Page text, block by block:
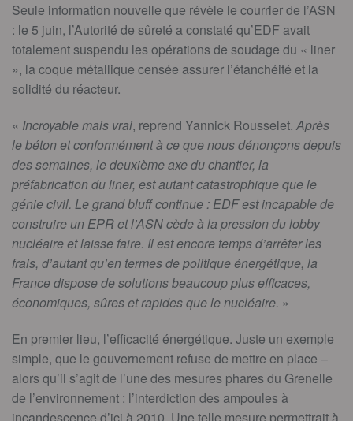
Seule information nouvelle que révèle le courrier de l’ASN
: le 5 juin, l’Autorité de sûreté a constaté qu’EDF avait
totalement suspendu les opérations de soudage du « liner
», la coque métallique censée assurer l’étanchéité et la
solidité du réacteur.
« Incroyable mais vrai, reprend Yannick Rousselet. Après
le béton et conformément à ce que nous dénonçons depuis
des semaines, le deuxième axe du chantier, la
préfabrication du liner, est autant catastrophique que le
génie civil. Le grand bluff continue : EDF est incapable de
construire un EPR et l’ASN cède à la pression du lobby
nucléaire et laisse faire. Il est encore temps d’arrêter les
frais, d’autant qu’en termes de politique énergétique, la
France dispose de solutions beaucoup plus efficaces,
économiques, sûres et rapides que le nucléaire. »
En premier lieu, l’efficacité énergétique. Juste un exemple
simple, que le gouvernement refuse de mettre en place –
alors qu’il s’agit de l’une des mesures phares du Grenelle
de l’environnement : l’interdiction des ampoules à